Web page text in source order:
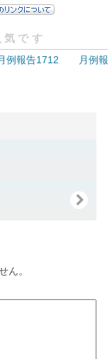
気です
例報告1712 月例報
ん。